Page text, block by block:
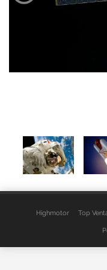
Highmotor Top